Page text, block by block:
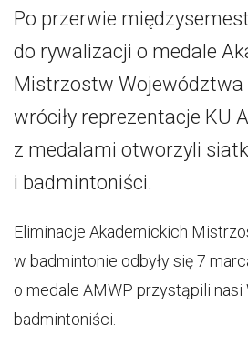
Po przerwie
do rywalizacji o medale
Mistrzostw Województwa
wróciły reprezentacje KU
z medalami otworzyli
i badmintoniści.
Eliminacje Akademickich
w badmintonie odbyły się 7
o medale AMWP przystąpili nasi
badmintoniści.